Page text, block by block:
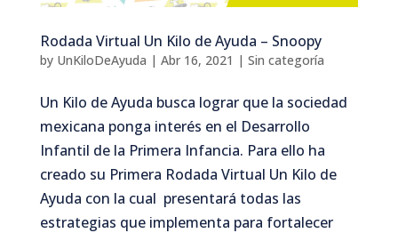
Rodada Virtual Un Kilo de Ayuda – Snoopy
by UnKiloDeAyuda | Abr 16, 2021 | Sin categoría
Un Kilo de Ayuda busca lograr que la sociedad
mexicana ponga interés en el Desarrollo
Infantil de la Primera Infancia. Para ello ha
creado su Primera Rodada Virtual Un Kilo de
Ayuda con la cual presentará todas las
estrategias que implementa para fortalecer